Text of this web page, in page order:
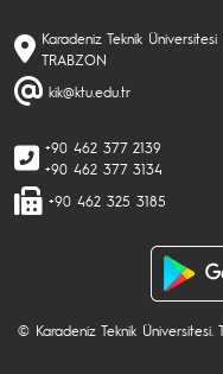
Karadeniz Teknik
TRABZON
kik@ktu.edu.tr
+90 462 377 2139
+90 462 377 3134
+90 462 325 3185
© Karadeniz Teknik Üniversitesi.